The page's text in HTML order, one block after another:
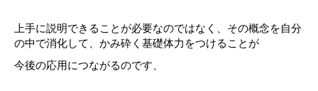
上手に説明できることが必要なのではなく、その概念を自分
の中で消化して、かみ砕く基礎体力をつけることが
今後の応用につながるのです、